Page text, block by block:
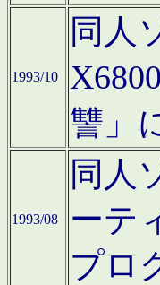
1993/10
同人
讐」
1993/08
同人
ーテ
プロ